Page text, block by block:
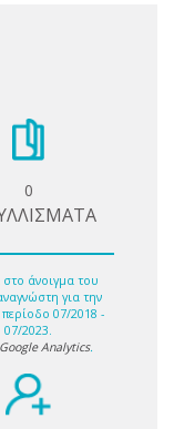
0
άνοιγμα του
για την
07/2018 -
07/2023.
Google Analytics.